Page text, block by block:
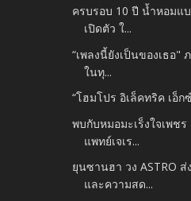
ครบรอบ 10 ปี น้ำหอมแ
เปิดตัว ใ...
“เพลงนี้ยังเป็นของเธอ"
ในทุ...
“โฮมโปร อิเล็คทริค เอ็ก
พบกับหมอมะเร็งใจเพชร
แพทย์เจเร...
ยุนซานฮา วง ASTRO
และความสด...